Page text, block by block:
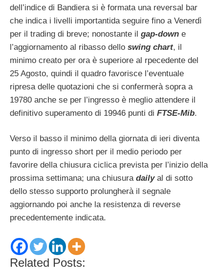
dell’indice di Bandiera si è formata una reversal bar
che indica i livelli importantida seguire fino a Venerdì
per il trading di breve; nonostante il gap-down e
l’aggiornamento al ribasso dello swing chart, il
minimo creato per ora è superiore al rpecedente del
25 Agosto, quindi il quadro favorisce l’eventuale
ripresa delle quotazioni che si confermerà sopra a
19780 anche se per l’ingresso è meglio attendere il
definitivo superamento di 19946 punti di FTSE-Mib.
Verso il basso il minimo della giornata di ieri diventa
punto di ingresso short per il medio periodo per
favorire della chiusura ciclica prevista per l’inizio della
prossima settimana; una chiusura daily al di sotto
dello stesso supporto prolungherà il segnale
aggiornando poi anche la resistenza di reverse
precedentemente indicata.
Related Posts: